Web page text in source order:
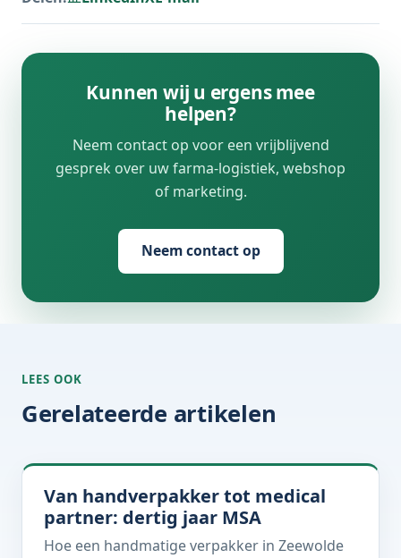
Kunnen wij u ergens mee
helpen?
Neem contact op voor een vrijblijvend
gesprek over uw farma-logistiek, webshop
of marketing.
Neem contact op
LEES OOK
Gerelateerde artikelen
Van handverpakker tot medical
partner: dertig jaar MSA
Hoe een handmatige verpakker in Zeewolde